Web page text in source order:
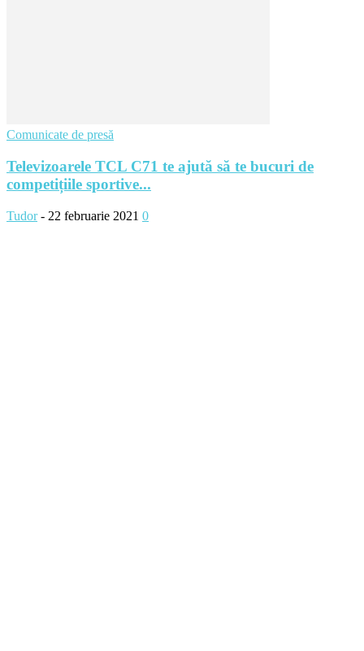
Comunicate de presă
Televizoarele TCL C71 te ajută să te bucuri de
competițiile sportive...
Tudor - 22 februarie 2021 0